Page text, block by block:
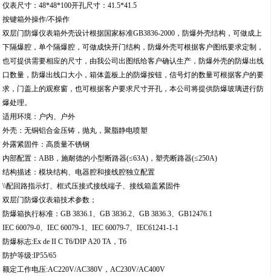
仪表尺寸：48*48*100开孔尺寸：41.5*41.5
按键箱外操作/不操作
双层门防爆仪表箱外壳设计根据国家标准GB3836-2000，防爆外壳结构，可做成上
下隔爆腔，单个隔爆腔，可做成快开门结构，防爆外壳可根据客户图纸要求定制，
也可提供需要相应的尺寸，由我公司出图纸给客户确认生产，防爆外壳的防爆出线
口数量，防爆出线口大小，箱体盖板上的防爆按钮，信号灯的数量可根据客户的要
求，门盖上的观察窗，也可根据客户要求尺寸开孔，本公司将提供防爆玻璃进行防
爆处理。
适用环境：户内、户外
外壳：无铜铝合金压铸，抛丸，聚脂静电喷塑
外露紧固件：高质量不锈钢
内部配置：ABB，施耐德的小型断路器(≤63A)，塑壳断路器(≤250A)
结构描述：模块结构、电器腔和接线腔独立配置
\\配回路指示灯、框式压接式接线端子、接线箱盖紧固件
双层门防爆仪表箱技术参数；
防爆箱执行标准：GB 3836.1、GB 3836.2、GB 3836.3、GB12476.1
IEC 60079-0、IEC 60079-1、IEC 60079-7、IEC61241-1-1
防爆标志:Ex de II C T6/DIP A20 TA，T6
防护等级:IP55/65
额定工作电压:AC220V/AC380V，AC230V/AC400V